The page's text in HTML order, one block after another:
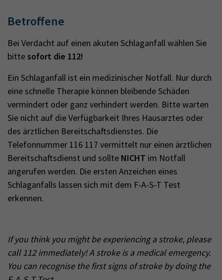
Betroffene
Bei Verdacht auf einen akuten Schlaganfall wählen Sie
bittesofort die 112!
Ein Schlaganfall ist ein medizinischer Notfall. Nur durch
eine schnelle Therapie können bleibende Schäden
vermindert oder ganz verhindert werden. Bitte warten
Sie nicht auf die Verfügbarkeit Ihres Hausarztes oder
des ärztlichen Bereitschaftsdienstes. Die
Telefonnummer 116 117 vermittelt nur einen ärztlichen
Bereitschaftsdienst und sollte NICHT im Notfall
angerufen werden. Die ersten Anzeichen eines
Schlaganfalls lassen sich mit dem F-A-S-T Test
erkennen.
If you think you might be experiencing a stroke, please
call 112 immediately! A stroke is a medical emergency.
You can recognise the first signs of stroke by doing the